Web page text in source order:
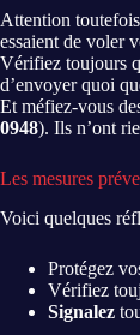
Attention
essaient de voler
Vérifiez toujours
d’envoyer quoi
Et méfiez-vous
0948). Ils n’ont
Les mesures
Voici quelques
Protégez
Vérifiez
Signalez